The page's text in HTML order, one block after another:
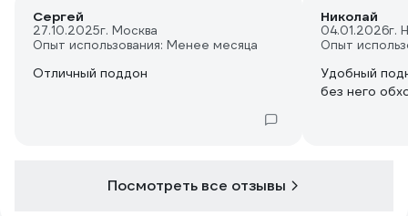
Сергей
27.10.2025г. Москва
Опыт использования: Менее месяца
Отличный поддон
Николай
04.01.2026г.
Опыт
Удобный
без него
Посмотреть все отзывы